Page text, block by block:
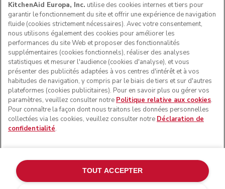
SUIVEZ-NOUS
forme du robot pâtissier multifonction sont des marques
commerciales aux États-Unis et ailleurs.
KitchenAid Europa, Inc. utilise des cookies internes et tiers pour
garantir le fonctionnement du site et offrir une expérience de navigation
fluide (cookies strictement nécessaires). Avec votre consentement,
nous utilisons également des cookies pour améliorer les
performances du site Web et proposer des fonctionnalités
supplémentaires (cookies fonctionnels), réaliser des analyses
statistiques et mesurer l'audience (cookies d'analyse), et vous
présenter des publicités adaptées à vos centres d'intérêt et à vos
habitudes de navigation, y compris par le biais de tiers et sur d'autres
plateformes (cookies publicitaires). Pour en savoir plus ou gérer vos
paramètres, veuillez consulter notre Politique relative aux cookies.
Pour connaître la façon dont nous traitons les données personnelles
collectées via les cookies, veuillez consulter notre Déclaration de
confidentialité.
TOUT ACCEPTER